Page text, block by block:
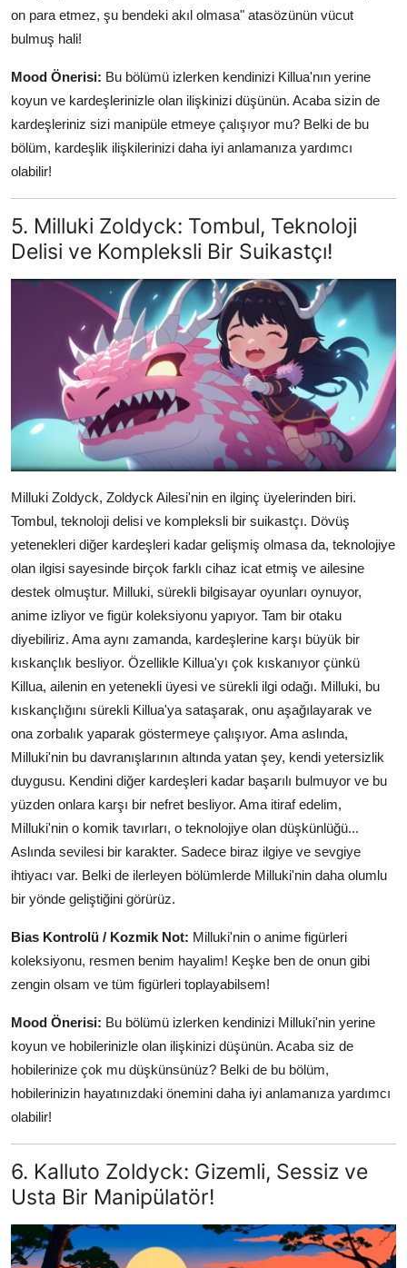
on para etmez, şu bendeki akıl olmasa" atasözünün vücut
bulmuş hali!
Mood Önerisi: Bu bölümü izlerken kendinizi Killua'nın yerine
koyun ve kardeşlerinizle olan ilişkinizi düşünün. Acaba sizin de
kardeşleriniz sizi manipüle etmeye çalışıyor mu? Belki de bu
bölüm, kardeşlik ilişkilerinizi daha iyi anlamanıza yardımcı
olabilir!
5. Milluki Zoldyck: Tombul, Teknoloji
Delisi ve Kompleksli Bir Suikastçı!
Milluki Zoldyck, Zoldyck Ailesi'nin en ilginç üyelerinden biri.
Tombul, teknoloji delisi ve kompleksli bir suikastçı. Dövüş
yetenekleri diğer kardeşleri kadar gelişmiş olmasa da, teknolojiye
olan ilgisi sayesinde birçok farklı cihaz icat etmiş ve ailesine
destek olmuştur. Milluki, sürekli bilgisayar oyunları oynuyor,
anime izliyor ve figür koleksiyonu yapıyor. Tam bir otaku
diyebiliriz. Ama aynı zamanda, kardeşlerine karşı büyük bir
kıskançlık besliyor. Özellikle Killua'yı çok kıskanıyor çünkü
Killua, ailenin en yetenekli üyesi ve sürekli ilgi odağı. Milluki, bu
kıskançlığını sürekli Killua'ya sataşarak, onu aşağılayarak ve
ona zorbalık yaparak göstermeye çalışıyor. Ama aslında,
Milluki'nin bu davranışlarının altında yatan şey, kendi yetersizlik
duygusu. Kendini diğer kardeşleri kadar başarılı bulmuyor ve bu
yüzden onlara karşı bir nefret besliyor. Ama itiraf edelim,
Milluki'nin o komik tavırları, o teknolojiye olan düşkünlüğü...
Aslında sevilesi bir karakter. Sadece biraz ilgiye ve sevgiye
ihtiyacı var. Belki de ilerleyen bölümlerde Milluki'nin daha olumlu
bir yönde geliştiğini görürüz.
Bias Kontrolü / Kozmik Not: Milluki'nin o anime figürleri
koleksiyonu, resmen benim hayalim! Keşke ben de onun gibi
zengin olsam ve tüm figürleri toplayabilsem!
Mood Önerisi: Bu bölümü izlerken kendinizi Milluki'nin yerine
koyun ve hobilerinizle olan ilişkinizi düşünün. Acaba siz de
hobilerinize çok mu düşkünsünüz? Belki de bu bölüm,
hobilerinizin hayatınızdaki önemini daha iyi anlamanıza yardımcı
olabilir!
6. Kalluto Zoldyck: Gizemli, Sessiz ve
Usta Bir Manipülatör!